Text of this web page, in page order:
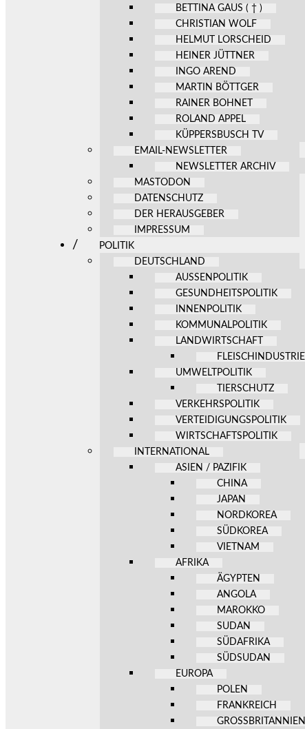
BETTINA GAUS ( † )
CHRISTIAN WOLF
HELMUT LORSCHEID
HEINER JÜTTNER
INGO AREND
MARTIN BÖTTGER
RAINER BOHNET
ROLAND APPEL
KÜPPERSBUSCH TV
EMAIL-NEWSLETTER
NEWSLETTER ARCHIV
MASTODON
DATENSCHUTZ
DER HERAUSGEBER
IMPRESSUM
POLITIK
DEUTSCHLAND
AUSSENPOLITIK
GESUNDHEITSPOLITIK
INNENPOLITIK
KOMMUNALPOLITIK
LANDWIRTSCHAFT
FLEISCHINDUSTRIE
UMWELTPOLITIK
TIERSCHUTZ
VERKEHRSPOLITIK
VERTEIDIGUNGSPOLITIK
WIRTSCHAFTSPOLITIK
INTERNATIONAL
ASIEN / PAZIFIK
CHINA
JAPAN
NORDKOREA
SÜDKOREA
VIETNAM
AFRIKA
ÄGYPTEN
ANGOLA
MAROKKO
SUDAN
SÜDAFRIKA
SÜDSUDAN
EUROPA
POLEN
FRANKREICH
GROSSBRITANNIEN